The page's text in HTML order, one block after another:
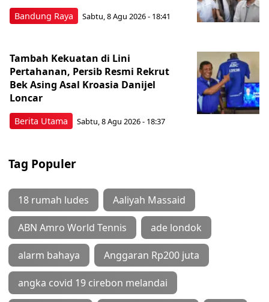
Bandung Raya Sabtu, 8 Agu 2026 - 18:41
Berita Utama
Tambah Kekuatan di Lini
Pertahanan, Persib Resmi Rekrut
Bek Asing Asal Kroasia Danijel
Loncar
Sabtu, 8 Agu 2026 - 18:37
Tag Populer
18 rumah ludes Aaliyah Massaid
ABN Amro World Tennis ade londok
alarm bahaya Anggaran Rp200 juta
angka covid 19 cirebon melandai